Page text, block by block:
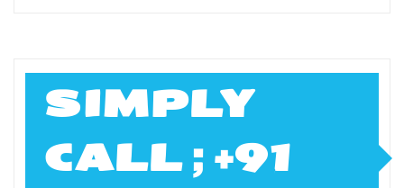
SIMPLY
CALL ; +91